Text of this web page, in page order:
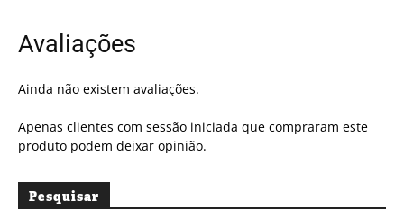
Avaliações
Ainda não existem avaliações.
Apenas clientes com sessão iniciada que compraram este
produto podem deixar opinião.
Pesquisar